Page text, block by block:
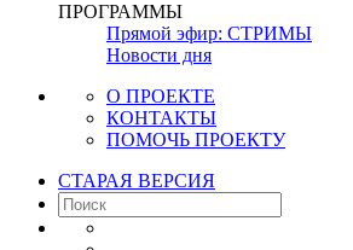
ПРОГРАММЫ
Прямой эфир: СТРИМЫ
Новости дня
О ПРОЕКТЕ
КОНТАКТЫ
ПОМОЧЬ ПРОЕКТУ
СТАРАЯ ВЕРСИЯ